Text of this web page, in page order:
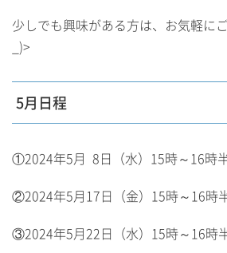
少しでも興味がある方は、お気軽に
_)>
5月日程
①2024年5月 8日（水）15時～16時
②2024年5月17日（金）15時～16時
③2024年5月22日（水）15時～16時